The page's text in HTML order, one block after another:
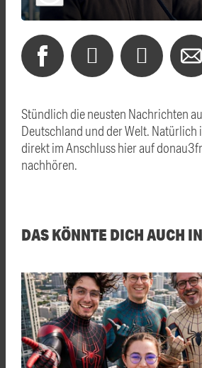
Stündlich die neusten Nachrichten
Deutschland und der Welt. Natürlich
direkt im Anschluss hier auf
nachhören.
DAS KÖNNTE DICH AUCH